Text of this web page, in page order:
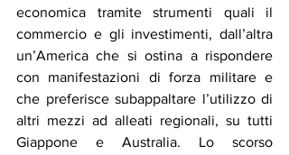
economica tramite strumenti quali il
commercio e gli investimenti, dall’altra
un’America che si ostina a rispondere
con manifestazioni di forza militare e
che preferisce subappaltare l’utilizzo di
altri mezzi ad alleati regionali, su tutti
Giappone e Australia. Lo scorso